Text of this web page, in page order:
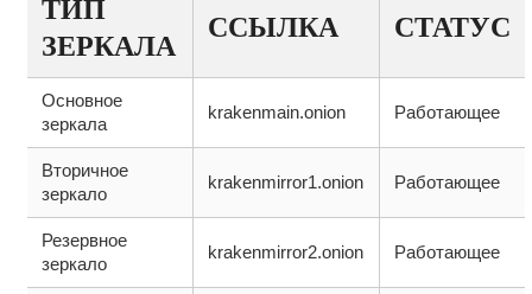
ТИП
ЗЕРКАЛА
ССЫЛКА СТАТУС
Основное
зеркала
krakenmain.onion Работающее
Вторичное
зеркало
krakenmirror1.onion Работающее
Резервное
зеркало
krakenmirror2.onion Работающее